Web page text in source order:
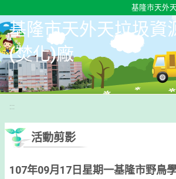
基隆市天外
基隆市天外天垃圾資
(焚化)廠
:::
活動剪影
107年09月17日星期一基隆市野鳥